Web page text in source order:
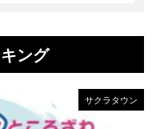
ング
サクラタウン